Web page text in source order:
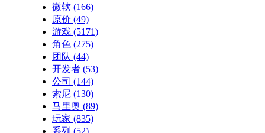
微软 (166)
原价 (49)
游戏 (5171)
角色 (275)
团队 (44)
开发者 (53)
公司 (144)
索尼 (130)
马里奥 (89)
玩家 (835)
系列 (52)